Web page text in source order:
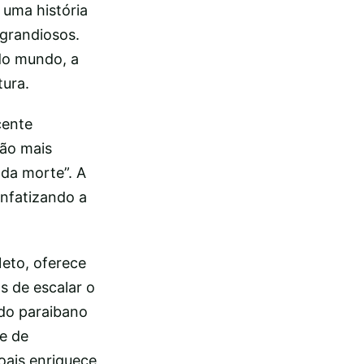
história
mundo, a
mais
morte”. A
a
oferece
de escalar o
paraibano
de
enriquece